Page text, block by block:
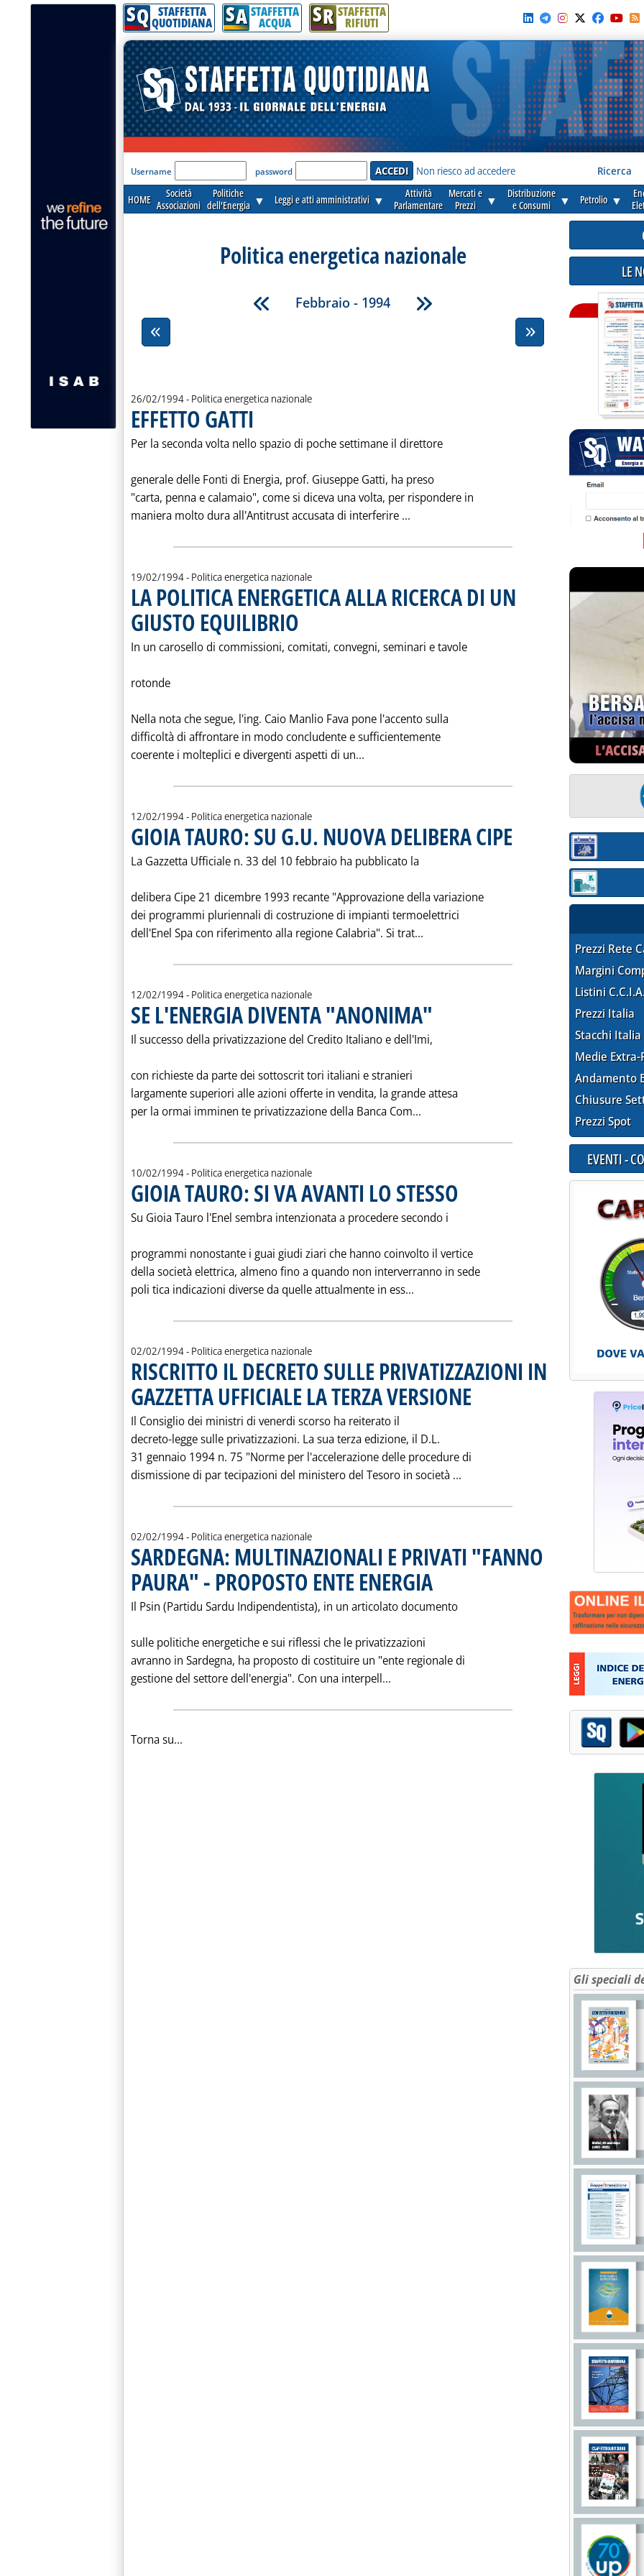
SQ STAFFETTA
QUOTIDIANA SA STAFFETTA
ACQUA SR STAFFETTA
RIFIUTI
'Modulo Login per accedere'
Username password Non riesco ad accedere Ricerca
HOME
Società
Associazioni
Politiche
dell'Energia ▼ Leggi e atti amministrativi ▼
Attività
Parlamentare
Mercati e
Prezzi
▼
Distribuzione
e Consumi
▼ Petrolio ▼
Politica energetica nazionale
Febbraio - 1994
26/02/1994- Politica energetica nazionale
EFFETTO GATTI
Per la seconda volta nello spazio di poche settimane il direttore
generale delle Fonti di Energia, prof. Giuseppe Gatti, ha preso
"carta, penna e calamaio", come si diceva una volta, per rispondere in
maniera molto dura all'Antitrust accusata di interferire ... Leggi tutta la notizia: 'EFFETTO GATTI'
19/02/1994- Politica energetica nazionale
LA POLITICA ENERGETICA ALLA RICERCA DI UN
GIUSTO EQUILIBRIO
In un carosello di commissioni, comitati, convegni, seminari e tavole
rotonde
Nella nota che segue, l'ing. Caio Manlio Fava pone l'accento sulla
difficoltà di affrontare in modo concludente e sufficientemente
coerente i molteplici e divergenti aspetti di un... Leggi tutta la notizia: 'LA POLITICA ENERGETICA ALLA
12/02/1994- Politica energetica nazionale
GIOIA TAURO: SU G.U. NUOVA DELIBERA CIPE . Pubblicata sabato 12 febbraio 1994
La Gazzetta Ufficiale n. 33 del 10 febbraio ha pubblicato la
delibera Cipe 21 dicembre 1993 recante "Approvazione della variazione
dei programmi pluriennali di costruzione di impianti termoelettrici
dell'Enel Spa con riferimento alla regione Calabria". Si trat... Leggi tutta la notizia: 'GIOIA TAURO: SU
12/02/1994- Politica energetica nazionale
SE L'ENERGIA DIVENTA "ANONIMA" . Pubblicata sabato 12 febbraio 1994 alle 0.0.
Il successo della privatizzazione del Credito Italiano e dell'Imi,
con richieste da parte dei sottoscrit tori italiani e stranieri
largamente superiori alle azioni offerte in vendita, la grande attesa
per la ormai imminen te privatizzazione della Banca Com...
10/02/1994- Politica energetica nazionale
GIOIA TAURO: SI VA AVANTI LO STESSO . Pubblicata giovedì 10 febbraio 1994 alle 0.0.
Su Gioia Tauro l'Enel sembra intenzionata a procedere secondo i
programmi nonostante i guai giudi ziari che hanno coinvolto il vertice
della società elettrica, almeno fino a quando non interverranno in sede
poli tica indicazioni diverse da quelle attualmente in ess... Leggi tutta la notizia: 'GIOIA TAURO: SI VA
02/02/1994- Politica energetica nazionale
RISCRITTO IL DECRETO SULLE PRIVATIZZAZIONI IN
GAZZETTA UFFICIALE LA TERZA VERSIONE . Pubblicata mercoledì 02 febbraio 1994 alle 0.0.
Il Consiglio dei ministri di venerdi scorso ha reiterato il
decreto-legge sulle privatizzazioni. La sua terza edizione, il D.L.
31 gennaio 1994 n. 75 "Norme per l'accelerazione delle procedure di
dismissione di par tecipazioni del ministero del Tesoro in società ... Leggi tutta la notizia: 'RISCRITTO IL
02/02/1994- Politica energetica nazionale
SARDEGNA: MULTINAZIONALI E PRIVATI "FANNO
PAURA" - PROPOSTO ENTE ENERGIA . Pubblicata mercoledì 02 febbraio 1994 alle 0.0.
Il Psin (Partidu Sardu Indipendentista), in un articolato documento
sulle politiche energetiche e sui riflessi che le privatizzazioni
avranno in Sardegna, ha proposto di costituire un "ente regionale di
gestione del settore dell'energia". Con una interpell... Leggi tutta la notizia: 'SARDEGNA:
Torna su...
LE
Sezione:
Sezione:
Prezzi Rete
Margini
Listini
Prezzi Italia
Stacchi Italia
Medie Extra-
Andamento
Chiusure
Prezzi Spot
EVENTI -
Gli speciali